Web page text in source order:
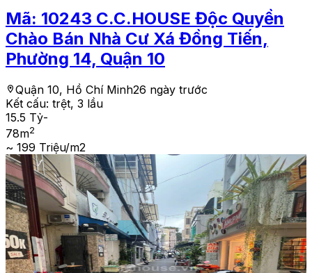
Mã: 10243 C.C.HOUSE Độc Quyền
Chào Bán Nhà Cư Xá Đồng Tiến,
Phường 14, Quận 10
Quận 10, Hồ Chí Minh26 ngày trước
Kết cấu: trệt, 3 lầu
15.5 Tỷ-
78m2
~ 199 Triệu/m2